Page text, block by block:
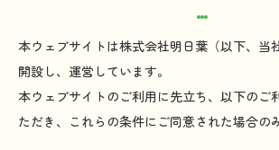
本ウェブサイトは株式会社明日葉 （以下、 当
開設 し、 運営 しています。
本ウェブサイトのご利用に先立ち、 以下のご
ただき、これらの条件にご同意された場合の